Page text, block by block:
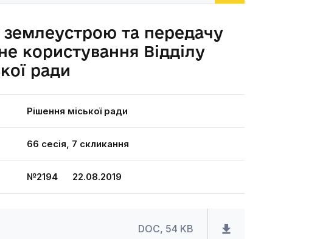
та передачу
користування Відділу
ради
Рішення міської ради
66 сесія, 7 скликання
№2194 22.08.2019
DOC, 54 KB